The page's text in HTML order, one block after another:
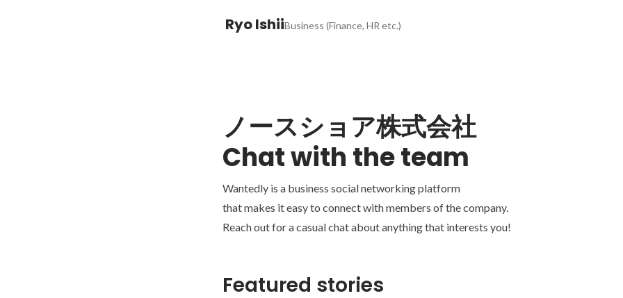
Ryo IshiiBusiness (Finance, HR etc.)
ノースショア株式会社
Chat with the team
Wantedly is a business social networking platform
that makes it easy to connect with members of the company.
Reach out for a casual chat about anything that interests you!
Featured stories